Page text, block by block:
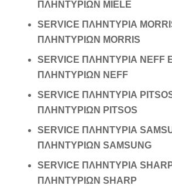
ΠΛΗΝΤΥΡΙΩΝ MIELE
SERVICE ΠΛΗΝΤΥΡΙΑ
ΠΛΗΝΤΥΡΙΩΝ MORRIS
SERVICE ΠΛΗΝΤΥΡΙΑ NEFF
ΠΛΗΝΤΥΡΙΩΝ NEFF
SERVICE ΠΛΗΝΤΥΡΙΑ
ΠΛΗΝΤΥΡΙΩΝ PITSOS
SERVICE ΠΛΗΝΤΥΡΙΑ
ΠΛΗΝΤΥΡΙΩΝ SAMSUNG
SERVICE ΠΛΗΝΤΥΡΙΑ
ΠΛΗΝΤΥΡΙΩΝ SHARP